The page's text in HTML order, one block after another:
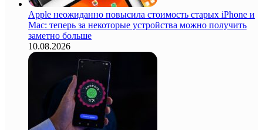
Apple неожиданно повысила стоимость старых iPhone и
Mac: теперь за некоторые устройства можно получить
заметно больше
10.08.2026